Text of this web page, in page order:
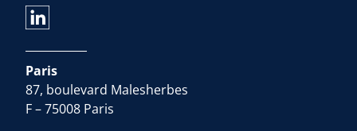
Paris
87, boulevard Malesherbes
F – 75008 Paris